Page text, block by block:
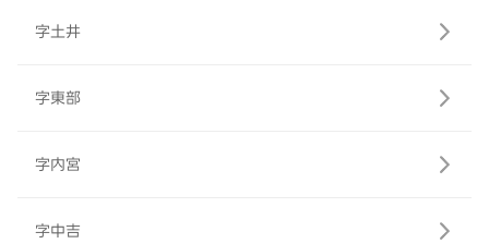
字土井
字東部
字内宮
字中吉